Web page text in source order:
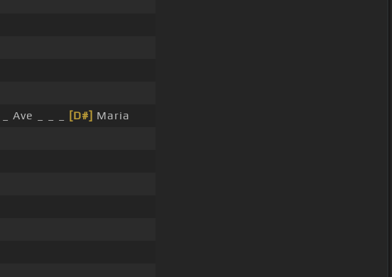
_ Ave _ _ _ [D#] Maria